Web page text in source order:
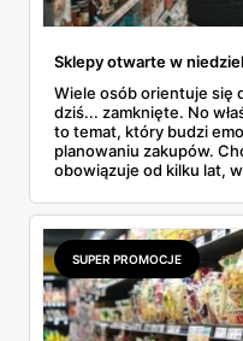
Sklepy otwarte w
Wiele osób orientuje się
dziś... zamknięte. No
to temat, który budzi
planowaniu zakupów.
obowiązuje od kilku lat,
jak to wygląda w
może działać? A co z
tym artykule
w niedzielę można coś
mieście.
SUPER PROMOCJE